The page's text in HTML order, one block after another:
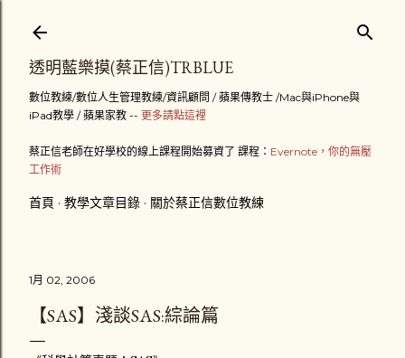
透明藍樂摸(蔡正信)TRBLUE
數位教練/數位人生管理教練/資訊顧問 / 蘋果傳教士 /Mac與iPhone與
iPad教學 / 蘋果家教 -- 更多請點這裡
蔡正信老師在好學校的線上課程開始募資了 課程： Evernote，你的無壓
工作術
首頁 教學文章目錄 關於蔡正信數位教練
1月 02, 2006
【SAS】淺談SAS:綜論篇